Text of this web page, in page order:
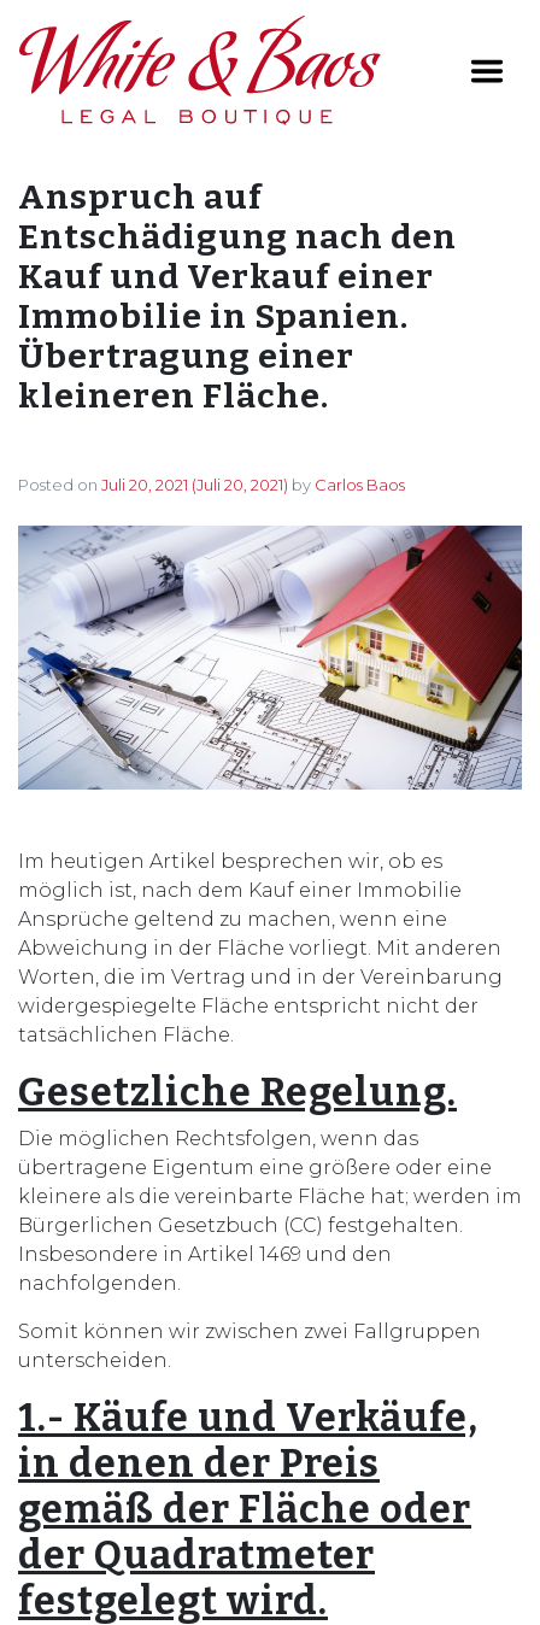
Main Navigation
Anspruch auf
Entschädigung nach den
Kauf und Verkauf einer
Immobilie in Spanien.
Übertragung einer
kleineren Fläche.
Posted on Juli 20, 2021 (Juli 20, 2021) by Carlos Baos
Im heutigen Artikel besprechen wir, ob es
möglich ist, nach dem Kauf einer Immobilie
Ansprüche geltend zu machen, wenn eine
Abweichung in der Fläche vorliegt. Mit anderen
Worten, die im Vertrag und in der Vereinbarung
widergespiegelte Fläche entspricht nicht der
tatsächlichen Fläche.
Gesetzliche Regelung.
Die möglichen Rechtsfolgen, wenn das
übertragene Eigentum eine größere oder eine
kleinere als die vereinbarte Fläche hat; werden im
Bürgerlichen Gesetzbuch (CC) festgehalten.
Insbesondere in Artikel 1469 und den
nachfolgenden.
Somit können wir zwischen zwei Fallgruppen
unterscheiden.
1.- Käufe und Verkäufe,
in denen der Preis
gemäß der Fläche oder
der Quadratmeter
festgelegt wird.